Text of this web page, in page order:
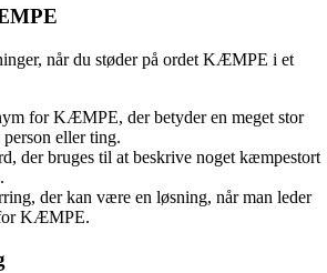
når du støder på ordet KÆMPE i et
for KÆMPE, der betyder en meget stor
eller ting.
der bruges til at beskrive noget kæmpestort
der kan være en løsning, når man leder
KÆMPE.